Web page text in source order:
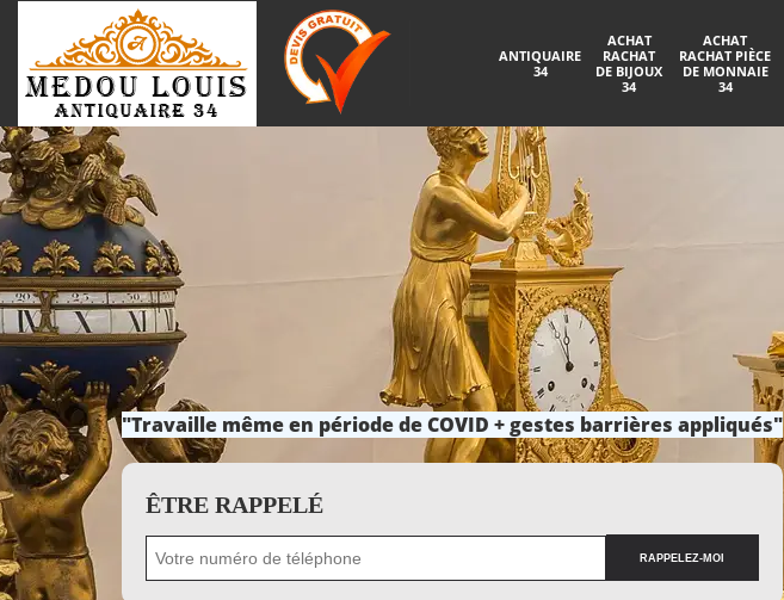
ANTIQUAIRE
34
ACHAT
RACHAT
DE BIJOUX
34
ACHAT
RACHAT PIÈCE
DE MONNAIE
34
"Travaille même en période de COVID + gestes barrières appliqués"
ÊTRE RAPPELÉ